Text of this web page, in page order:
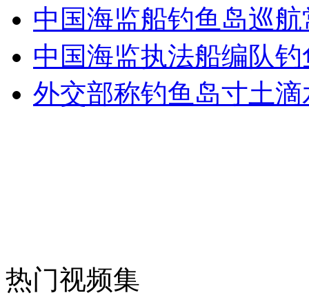
走！跟着总书记去植树
消防员救轻生者 花炮节热闹非凡 减压"枕头大战"
中国海监船钓鱼岛巡
中国海监执法船编队
外交部称钓鱼岛寸土
热门视频集